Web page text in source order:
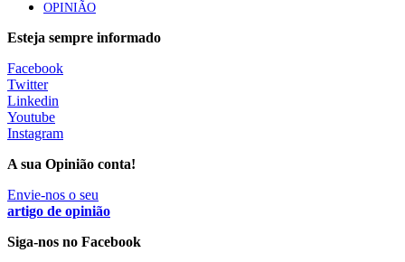
Quase 11.900 jovens recorreram aos cheques psicólogo e
nutricionista no primeiro mês
7 Ago, 2026
apoio robótico em Portugal
OPINIÃO
Esteja sempre informado
Facebook
Twitter
Linkedin
Youtube
Instagram
A sua Opinião conta!
Envie-nos o seu
artigo de opinião
Siga-nos no Facebook